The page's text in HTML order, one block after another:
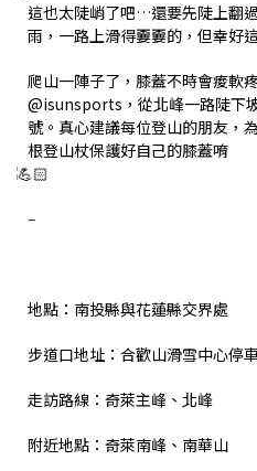
這也太陡峭了吧…還要先陡上翻
雨，一路上滑得嫑嫑的，但幸好
爬山一陣子了，膝蓋不時會痠軟
@isunsports，從北峰一路陡下
號。真心建議每位登山的朋友，
根登山杖保護好自己的膝蓋唷
–
地點：南投縣與花蓮縣交界處
步道口地址：合歡山滑雪中心停
走訪路線：奇萊主峰、北峰
附近地點：奇萊南峰、南華山